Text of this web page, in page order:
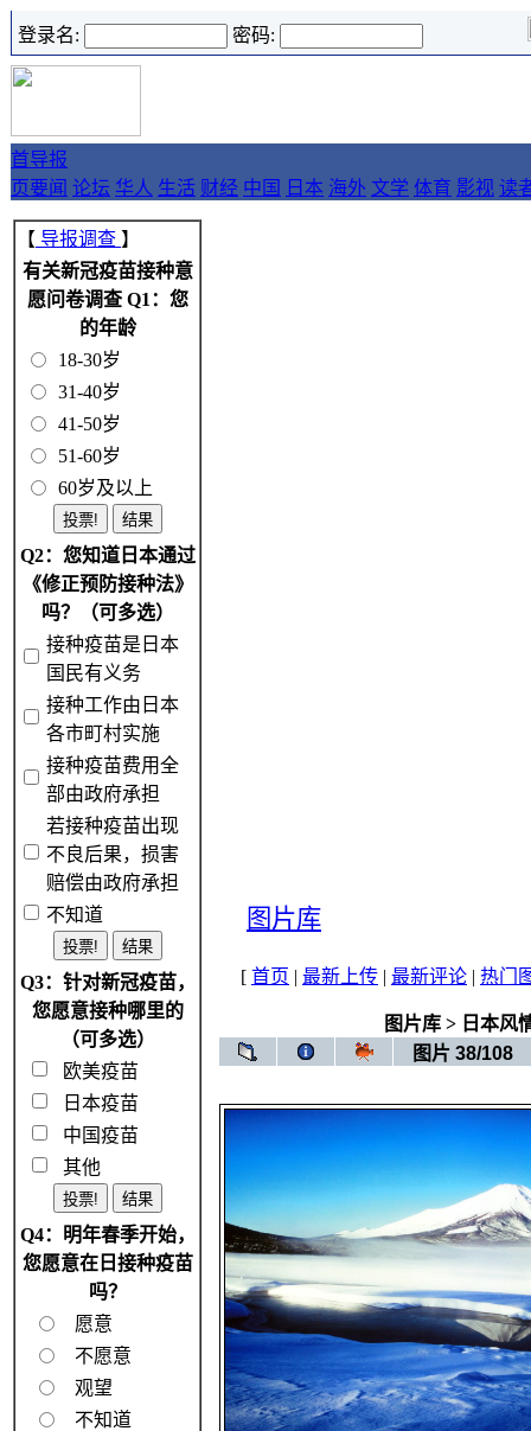
登录名: 密码:
首
页
导报
要闻 论坛 华人 生活 财经 中国 日本 海外 文学 体育 影视 读
【 导报调查 】
有关新冠疫苗接种意
愿问卷调查 Q1：您
的年龄
18-30岁
31-40岁
41-50岁
51-60岁
60岁及以上
Q2：您知道日本通过
《修正预防接种法》
吗？（可多选）
接种疫苗是日本
国民有义务
接种工作由日本
各市町村实施
接种疫苗费用全
部由政府承担
若接种疫苗出现
不良后果，损害
赔偿由政府承担
不知道
Q3：针对新冠疫苗，
您愿意接种哪里的
（可多选）
欧美疫苗
日本疫苗
中国疫苗
其他
Q4：明年春季开始，
您愿意在日接种疫苗
吗？
愿意
不愿意
观望
不知道
图片库
[ 首页 | 最新上传 | 最新评论 | 热门
图片库> 日本风
图片 38/108